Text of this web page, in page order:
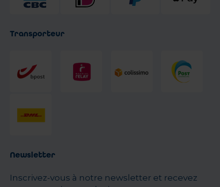
Transporteur
Newsletter
Inscrivez-vous à notre newsletter et recevez